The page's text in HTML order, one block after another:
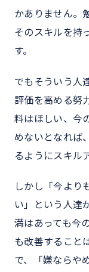
かありません。
そのスキルを持
す。
でもそういう人
評価を高める努
料はほしい、今
めないとなれば
るようにスキル
しかし「今より
い」という人達
満はあっても今
も改善すること
で、「嫌ならや